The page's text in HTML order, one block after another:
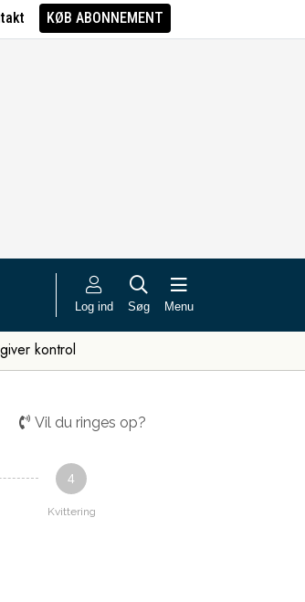
KØB ABONNEMENT
Log ind Søg Menu
kontrol
Vil du ringes op?
4
Kvittering